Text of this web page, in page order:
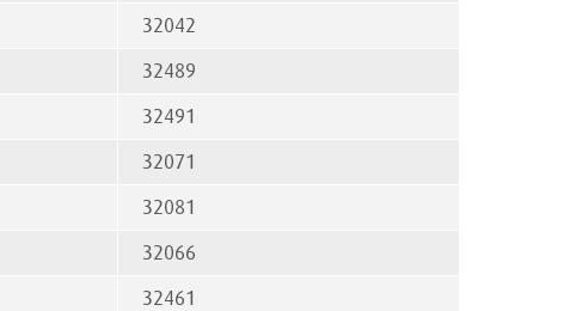
32042
32489
32491
32071
32081
32066
32461